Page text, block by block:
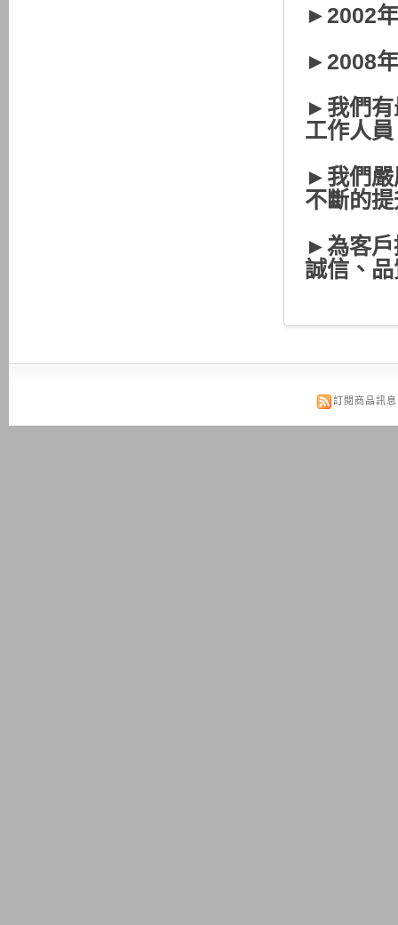
►2002年
►2008
►我們有
工作人
►我們嚴
不斷的
►為客戶
誠信、
訂閱商品訊息